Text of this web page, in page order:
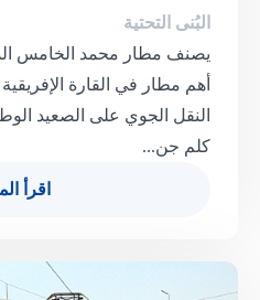
البُنى التحتية
يصنف مطار محمد الخامس
كلم جن...
اقرأ